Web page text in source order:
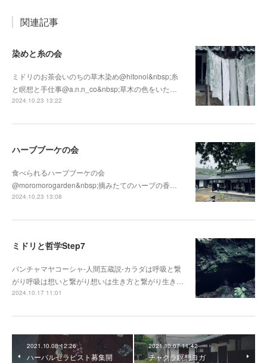
関連記事
染めと糸の会
ミドリのお茶会いのちの草木染め@hitonoi&nbsp;糸
と瞑想と手仕事@a.n.n_co&nbsp;草木の色をいた…
2024.10.23 13:22
ハーブブーケの会
食べられるハーブブーケの会
@moromorogarden&nbsp;摘みたてのハーブの香…
2024.10.23 13:08
ミドリと哲学Step7
パンチャマヤコーシャ-人間五蔵説-カラダは呼吸と繋
がり呼吸は想いと繋がり想いは生き方と繋がり生き…
2024.10.17 11:01
2021.10.08 12:26
ハーバルセラピスト募集開
2021.10.07 11:42
チャクラ瞑想ヨガ